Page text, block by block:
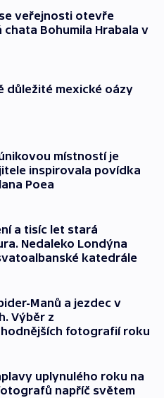
veřejnosti otevře
chata Bohumila Hrabala v
důležité mexické oázy
místností je
inspirovala povídka
Poea
a tisíc let stará
Nedaleko Londýna
katedrále
Manů a jezdec v
Výběr z
fotografií roku
uplynulého roku na
napříč světem